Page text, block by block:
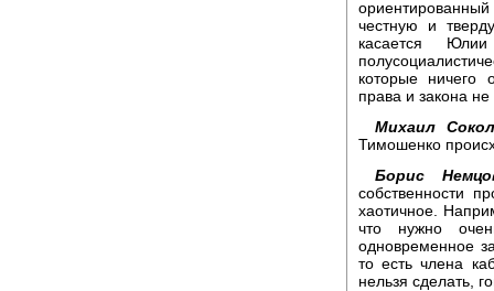
честную и
касается
которые ничего
права и закона
Михаил
Тимошенко
Борис
собственности
хаотичное.
что нужно
одновременное
то есть члена
нельзя сделать,